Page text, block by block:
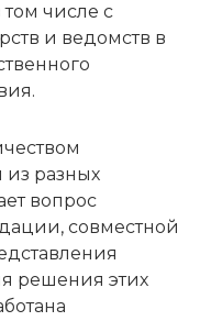
числе с
и ведомств в
разных
вопрос
совместной
решения этих